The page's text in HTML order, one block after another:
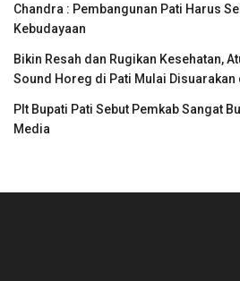
Chandra : Pembangunan Pati Harus
Kebudayaan
Bikin Resah dan Rugikan Kesehatan,
Sound Horeg di Pati Mulai Disuarakan
Plt Bupati Pati Sebut Pemkab Sangat
Media